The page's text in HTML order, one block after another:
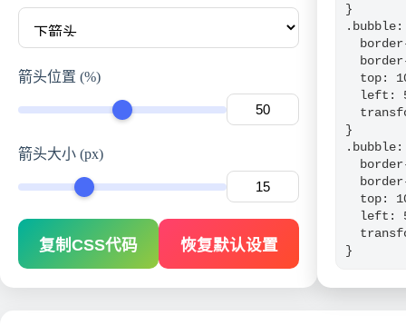
箭头位置 (%)
箭头大小 (px)
复制CSS代码 恢复默认设置
}
top:
left:
}
top:
left:
}